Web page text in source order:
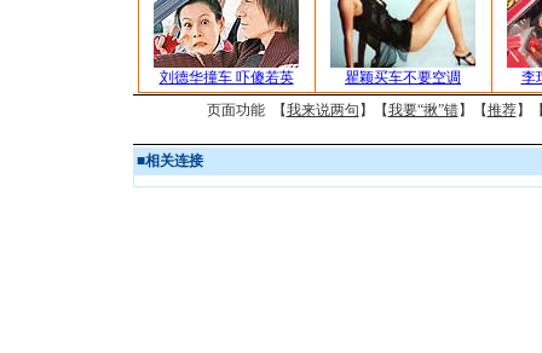
刘德华撞车 吓傻若英 瞿颖买车不要空调
李
页面功能 【我来说两句 】【我要“揪”错】【推荐】
■相关连接